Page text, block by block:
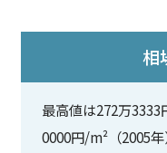
相
最高値は272万
0000円/m²（2005年